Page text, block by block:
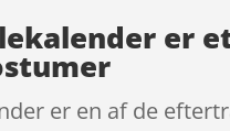
er
er en af de